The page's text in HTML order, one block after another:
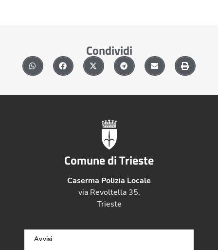
Condividi
Comune di Trieste
Caserma Polizia Locale
via Revoltella 35,
Trieste
Avvisi